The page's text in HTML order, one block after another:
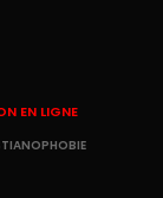
EN LIGNE